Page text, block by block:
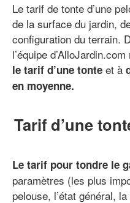
Le tarif de tonte d’une
de la surface du jardin,
configuration du terrain.
l’équipe
le tarif d’une tonte et à
en moyenne.
Tarif d’une
Le tarif pour tondre le
paramètres (les plus
pelouse, l’état général,